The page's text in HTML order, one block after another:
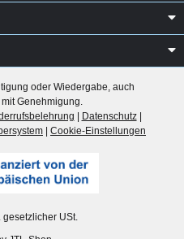
oder Wiedergabe, auch
Genehmigung.
Datenschutz|
Cookie-Einstellungen
gesetzlicher USt.